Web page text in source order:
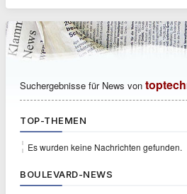
Suchergebnisse für News von
TOP-THEMEN
Es wurden keine Nachrichten gefunden.
BOULEVARD-NEWS